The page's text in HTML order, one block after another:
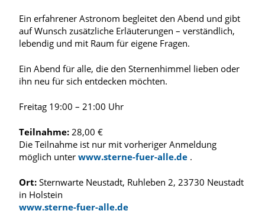
Ein erfahrener Astronom begleitet den Abend und gibt
auf Wunsch zusätzliche Erläuterungen – verständlich,
lebendig und mit Raum für eigene Fragen.
Ein Abend für alle, die den Sternenhimmel lieben oder
ihn neu für sich entdecken möchten.
Freitag 19:00 – 21:00 Uhr
Teilnahme: 28,00 €
Die Teilnahme ist nur mit vorheriger Anmeldung
möglich unter www.sterne-fuer-alle.de .
Ort: Sternwarte Neustadt, Ruhleben 2, 23730 Neustadt
in Holstein
www.sterne-fuer-alle.de